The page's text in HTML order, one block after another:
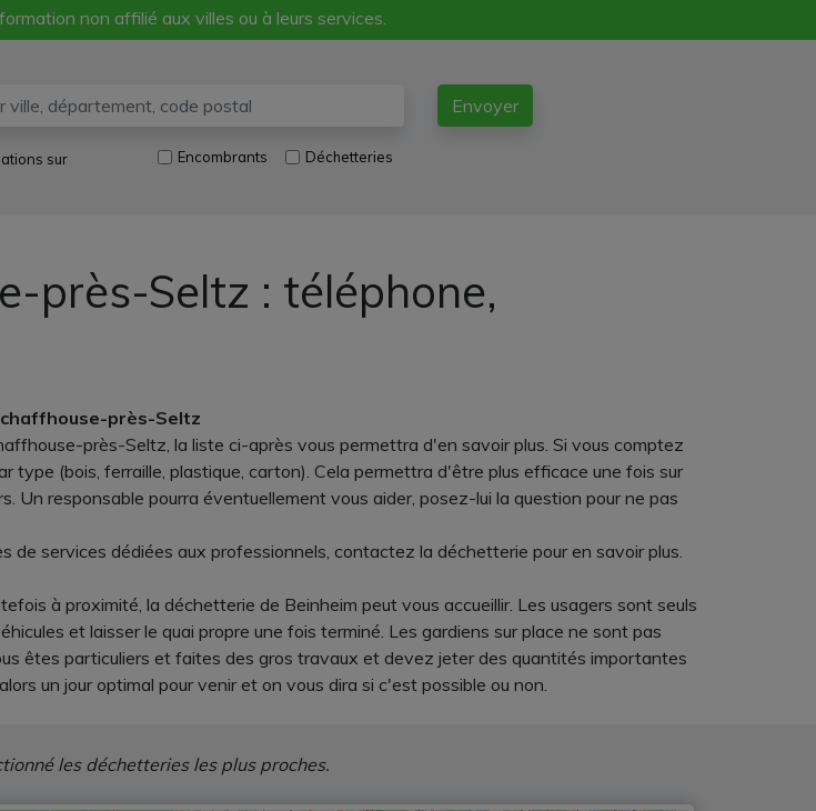
non affilié aux villes ou à leurs services.
Envoyer
sur Encombrants Déchetteries
près-Seltz : téléphone,
près-Seltz
près-Seltz, la liste ci-après vous permettra d'en savoir plus. Si vous comptez
(bois, ferraille, plastique, carton). Cela permettra d'être plus efficace une fois sur
Un responsable pourra éventuellement vous aider, posez-lui la question pour ne pas
services dédiées aux professionnels, contactez la déchetterie pour en savoir plus.
à proximité, la déchetterie de Beinheim peut vous accueillir. Les usagers sont seuls
et laisser le quai propre une fois terminé. Les gardiens sur place ne sont pas
êtes particuliers et faites des gros travaux et devez jeter des quantités importantes
un jour optimal pour venir et on vous dira si c'est possible ou non.
les déchetteries les plus proches.